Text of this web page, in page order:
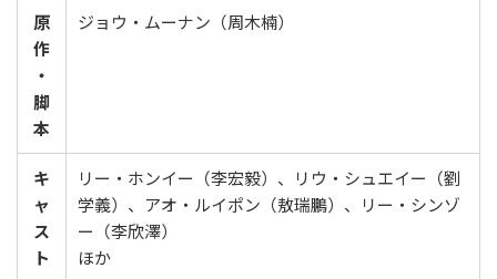
原
作
・
脚
本
ジョウ・ムーナン（周木楠）
キ
ャ
ス
ト
リー・ホンイー（李宏毅）、リウ・シュエイー（劉
学義）、アオ・ルイポン（敖瑞鵬）、リー・シンゾ
ー（李欣澤）
ほか